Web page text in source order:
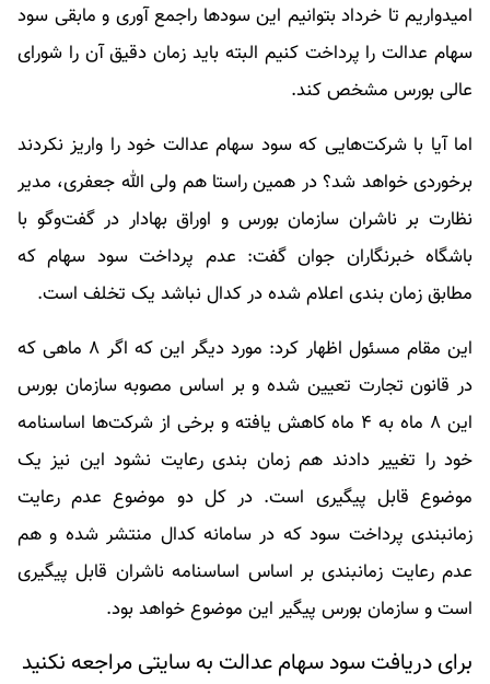
امیدواریم تا خرداد بتوانیم این سودها راجمع آوری و مابقی سود
سهام عدالت را پرداخت کنیم البته باید زمان دقیق آن را شورای
عالی بورس مشخص کند.
اما آیا با شرکت‌هایی که سود سهام عدالت خود را واریز نکردند
برخوردی خواهد شد؟ در همین راستا هم ولی الله جعفری، مدیر
نظارت بر ناشران سازمان بورس و اوراق بهادار در گفت‌وگو با
باشگاه خبرنگاران جوان گفت: عدم پرداخت سود سهام که
مطابق زمان بندی اعلام شده در کدال نباشد یک تخلف است.
این مقام مسئول اظهار کرد: مورد دیگر این که اگر ۸ ماهی که
در قانون تجارت تعیین شده و بر اساس مصوبه سازمان بورس
این ۸ ماه به ۴ ماه کاهش یافته و برخی از شرکت‌ها اساسنامه
خود را تغییر دادند هم زمان بندی رعایت نشود این نیز یک
موضوع قابل پیگیری است. در کل دو موضوع عدم رعایت
زمانبندی پرداخت سود که در سامانه کدال منتشر شده و هم
عدم رعایت زمانبندی بر اساس اساسنامه ناشران قابل پیگیری
است و سازمان بورس پیگیر این موضوع خواهد بود.
برای دریافت سود سهام عدالت به سایتی مراجعه نکنید